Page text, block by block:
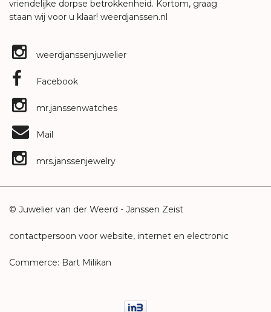
vriendelijke dorpse betrokkenheid. Kortom, graag
staan wij voor u klaar! weerdjanssen.nl
weerdjanssenjuwelier
Facebook
mr.janssenwatches
Mail
mrs.janssenjewelry
© Juwelier van der Weerd - Janssen Zeist
contactpersoon voor website, internet en electronic
Commerce: Bart Milikan